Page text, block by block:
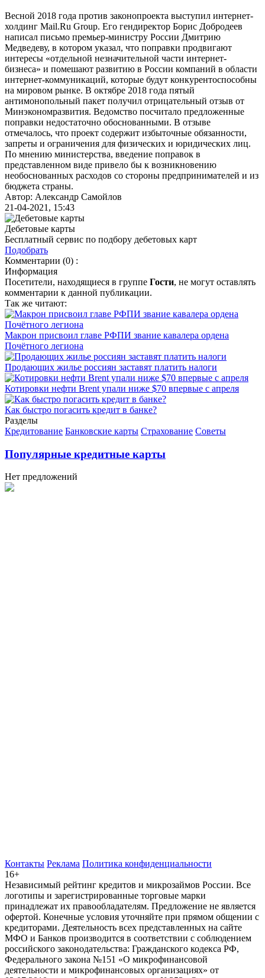
Весной 2018 года против законопроекта выступил интернет-
холдинг Mail.Ru Group. Его гендиректор Борис Добродеев
написал письмо премьер-министру России Дмитрию
Медведеву, в котором указал, что поправки продвигают
интересы «отдельной незначительной части интернет-
бизнеса» и помешают развитию в России компаний в области
интернет-коммуникаций, которые будут конкурентоспособны
на мировом рынке. В октябре 2018 года пятый
антимонопольный пакет получил отрицательный отзыв от
Минэкономразвития. Ведомство посчитало предложенные
поправки недостаточно обоснованными. В отзыве
отмечалось, что проект содержит избыточные обязанности,
запреты и ограничения для физических и юридических лиц.
По мнению министерства, введение поправок в
представленном виде привело бы к возникновению
необоснованных расходов со стороны предпринимателей и из
бюджета страны.
Автор: Александр Самойлов
21-04-2021, 15:43
Дебетовые карты
Бесплатный сервис по подбору дебетовых карт
Подобрать
Комментарии (0) :
Информация
Посетители, находящиеся в группе Гости, не могут оставлять
комментарии к данной публикации.
Так же читают:
Макрон присвоил главе РФПИ звание кавалера ордена
Почётного легиона
Продающих жилье россиян заставят платить налоги
Котировки нефти Brent упали ниже $70 впервые с апреля
Как быстро погасить кредит в банке?
Разделы
Кредитование Банковские карты Страхование Советы
Популярные кредитные карты
Нет предложений
Контакты Реклама Политика конфиденциальности
16+
Независимый рейтинг кредитов и микрозаймов России. Все
логотипы и зарегистрированные торговые марки
принадлежат их правообладателям. Предложение не является
офертой. Конечные условия уточняйте при прямом общении с
кредиторами. Деятельность всех представленных на сайте
МФО и Банков производится в соответствии с соблюдением
российского законодательства: Гражданского кодекса РФ,
Федерального закона №151 «О микрофинансовой
деятельности и микрофинансовых организациях» от